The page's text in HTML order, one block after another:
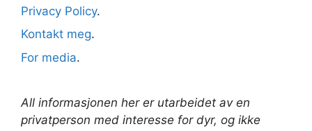
Privacy Policy.
Kontakt meg.
For media.
All informasjonen her er utarbeidet av en
privatperson med interesse for dyr, og ikke